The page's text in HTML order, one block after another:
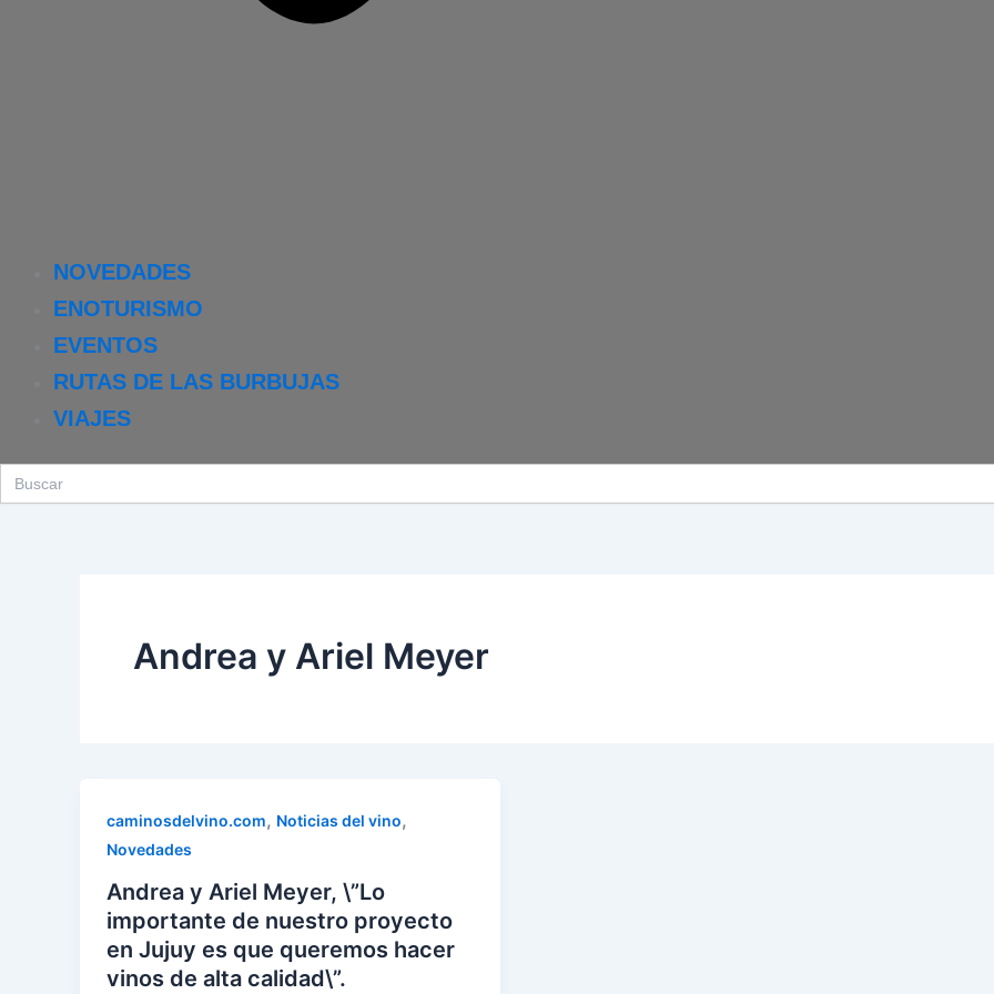
NOVEDADES
ENOTURISMO
EVENTOS
RUTAS DE LAS BURBUJAS
VIAJES
Search
for:
Andrea y Ariel Meyer
caminosdelvino.com, Noticias del vino,
Novedades
Andrea y Ariel Meyer, \”Lo
importante de nuestro proyecto
en Jujuy es que queremos hacer
vinos de alta calidad\”.